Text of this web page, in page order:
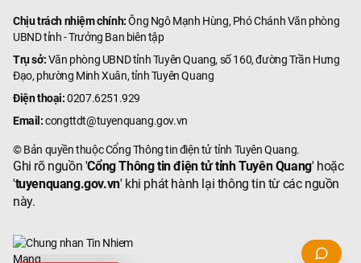
Chịu trách nhiệm chính:Ông Ngô Mạnh Hùng, Phó Chánh Văn phòng
UBND tỉnh - Trưởng Ban biên tập
Trụ sở:Văn phòng UBND tỉnh Tuyên Quang, số 160, đường Trần Hưng
Đạo, phường Minh Xuân, tỉnh Tuyên Quang
Điện thoại:0207.6251.929
Email: congttdt@tuyenquang.gov.vn
© Bản quyền thuộc Cổng Thông tin điện tử tỉnh Tuyên Quang.
Ghi rõ nguồn 'Cổng Thông tin điện tử tỉnh Tuyên Quang' hoặc
'tuyenquang.gov.vn' khi phát hành lại thông tin từ các nguồn
này.